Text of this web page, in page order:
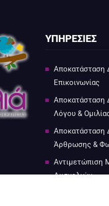
ΥΠΗΡΕΣΙΕΣ
Αποκατάσταση
Επικοινωνίας
Αποκατάσταση
Λόγου &
Αποκατάσταση
Άρθρωσης &
Αντιμετώπιση
Δυσκολιών